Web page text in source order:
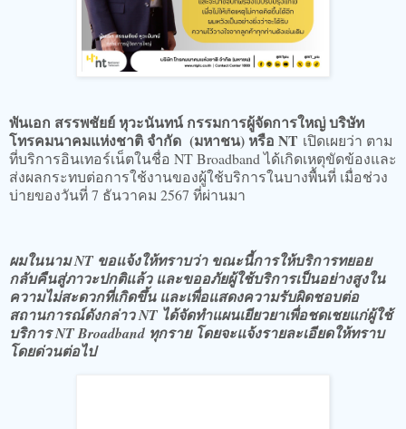
​พันเอก สรรพชัยย์ หุวะนันทน์ กรรมการผู้จัดการใหญ่ บริษัท
โทรคมนาคมแห่งชาติ จำกัด (มหาชน) หรือ NT เปิดเผยว่า ตาม
ที่บริการอินเทอร์เน็ตในชื่อ NT Broadband ได้เกิดเหตุขัดข้องและ
ส่งผลกระทบต่อการใช้งานของผู้ใช้บริการในบางพื้นที่ เมื่อช่วง
บ่ายของวันที่ 7 ธันวาคม 2567 ที่ผ่านมา
​ผมในนาม NT ขอแจ้งให้ทราบว่า ขณะนี้การให้บริการทยอย
กลับคืนสู่ภาวะปกติแล้ว และขออภัยผู้ใช้บริการเป็นอย่างสูงใน
ความไม่สะดวกที่เกิดขึ้น และเพื่อแสดงความรับผิดชอบต่อ
สถานการณ์ดังกล่าว NT ได้จัดทำแผนเยียวยาเพื่อชดเชยแก่ผู้ใช้
บริการ NT Broadband ทุกราย โดยจะแจ้งรายละเอียดให้ทราบ
โดยด่วนต่อไป